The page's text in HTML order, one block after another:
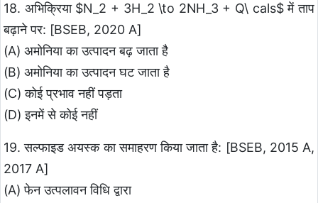
18. अभिक्रिया $N_2 + 3H_2 \to 2NH_3 + Q\ cals$ में ताप
बढ़ाने पर: [BSEB, 2020 A]
(A) अमोनिया का उत्पादन बढ़ जाता है
(B) अमोनिया का उत्पादन घट जाता है
(C) कोई प्रभाव नहीं पड़ता
(D) इनमें से कोई नहीं
19. सल्फाइड अयस्क का समाहरण किया जाता है: [BSEB, 2015 A,
2017 A]
(A) फेन उत्पलावन विधि द्वारा